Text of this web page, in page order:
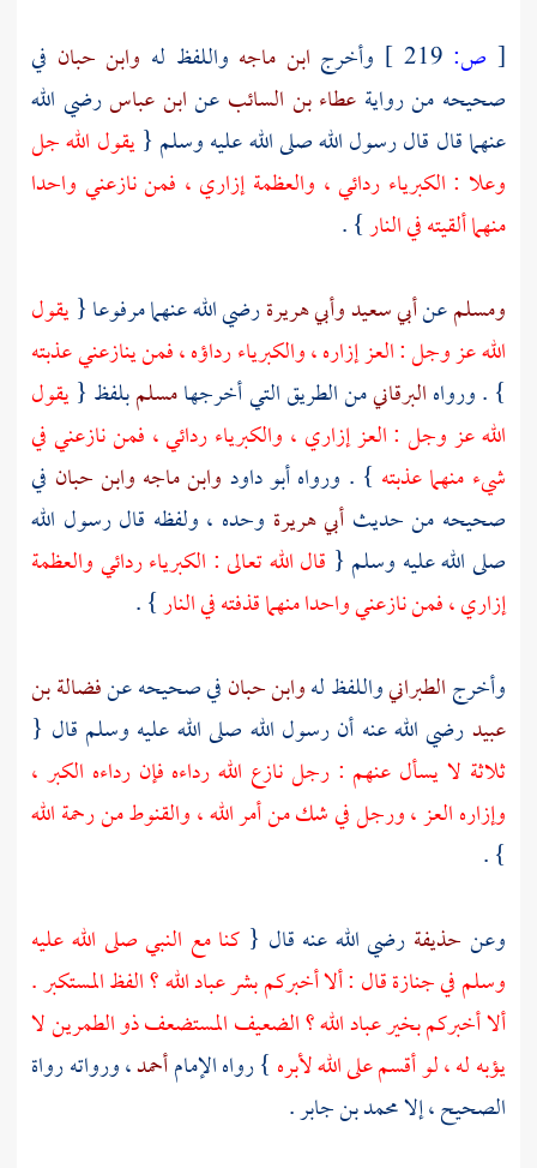
[ ص: وأخرج ابن ماجه واللفظ له وابن حبان في
صحيحه من رواية عطاء بن السائب عنابن عباسرضي الله
عنهما قال قال رسول الله صلى الله عليه وسلم {يقول الله جل
وعلا : الكبرياء ردائي ، والعظمة إزاري ، فمن نازعني واحدا
منهما ألقيته في النار} .
ومسلمعنأبي سعيدوأبي هريرةرضي الله عنهما مرفوعا {يقول
الله عز وجل : العز إزاره ، والكبرياء رداؤه ، فمن ينازعني عذبته
} . ورواهالبرقانيمن الطريق التي أخرجهامسلمبلفظ {يقول
الله عز وجل : العز إزاري ، والكبرياء ردائي ، فمن نازعني في
شيء منهما عذبته } . ورواهأبو داود وابن ماجه وابن حبان في
صحيحه من حديث أبي هريرة وحده ، ولفظه قال رسول الله
صلى الله عليه وسلم { قال الله تعالى : الكبرياء ردائي والعظمة
إزاري ، فمن نازعني واحدا منهما قذفته في النار} .
وأخرجالطبرانيواللفظ لهوابن حبانفي صحيحه عنفضالة بن
عبيدرضي الله عنه أن رسول الله صلى الله عليه وسلم قال {
ثلاثة لا يسأل عنهم : رجل نازع الله رداءه فإن رداءه الكبر ،
وإزاره العز ، ورجل في شك من أمر الله ، والقنوط من رحمة الله
} .
وعن حذيفة رضي الله عنه قال { كنا مع النبي صلى الله عليه
وسلم في جنازة قال : ألا أخبركم بشر عباد الله ؟ الفظ المستكبر .
ألا أخبركم بخير عباد الله ؟ الضعيف المستضعف ذو الطمرين لا
يؤبه له ، لو أقسم على الله لأبره } رواه الإمامأحمد، ورواته رواة
الصحيح ، إلامحمد بن جابر.